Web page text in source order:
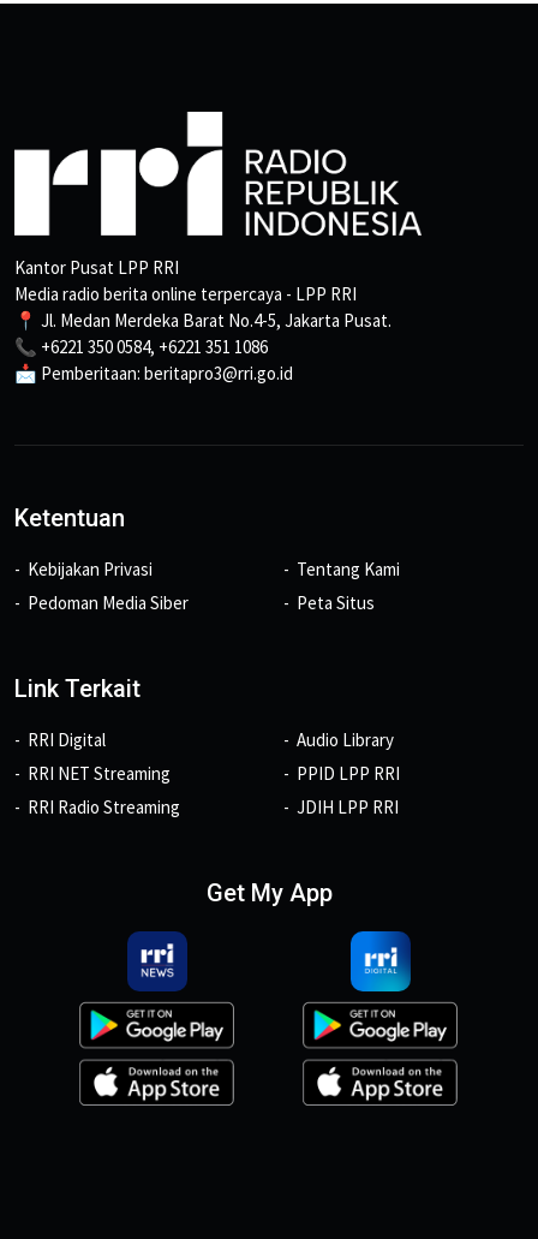
Kantor Pusat LPP RRI
Media radio berita online terpercaya - LPP RRI
📍 Jl. Medan Merdeka Barat No.4-5, Jakarta Pusat.
📞 +6221 350 0584, +6221 351 1086
📩 Pemberitaan: beritapro3@rri.go.id
Ketentuan
Kebijakan Privasi
Pedoman Media Siber
Tentang Kami
Peta Situs
Link Terkait
RRI Digital
RRI NET Streaming
RRI Radio Streaming
Audio Library
PPID LPP RRI
JDIH LPP RRI
Get My App